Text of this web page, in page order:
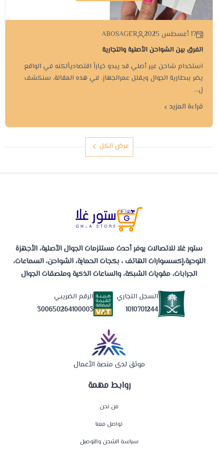
17 أغسطس 2025
ABOSAGER
الفرق بين الشواحن الأصلية والتجارية
استخدام شاحن غير أصلي قد يبدو خياراً اقتصادياًلكنه في الواقع
يضر ببطارية الجوال ويقلل عمرالجهاز. في هذه المقالة، سنكشف
ل...
قراءة المزيد
عرض الكل
روابط مهمة
من نحن
تواصل معنا
سياسة الشحن والتوصيل
ستور غلا للاتصالات يوفر أحدث مستلزمات الجوال الأصلية، الأجهزة
اللوحية،إكسسوارات الهاتف ، بكجات الحماية، الشواحن، السماعات،
الجرابات، مقويات الشبكة، والساعات الذكية وملصقات الجوال
السجل التجاري
1010701244
الرقم الضريبي
300650264100003
موثق لدى منصة الأعمال